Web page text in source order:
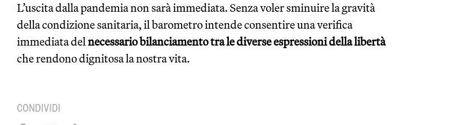
L’uscita dalla pandemia non sarà immediata. Senza voler sminuire la gravità
della condizione sanitaria, il barometro intende consentire una verifica
immediata delnecessario bilanciamento tra le diverse espressioni della libertà
che rendono dignitosa la nostra vita.
CONDIVIDI